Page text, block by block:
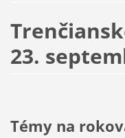
23.
Témy na